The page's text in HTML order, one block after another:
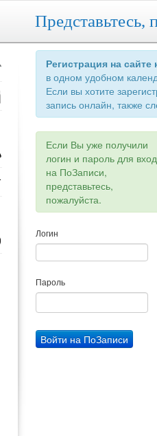
Представьтесь,
Регистрация на
в одном удобном
Если вы хотите
запись онлайн, также
Если Вы уже получили
логин и пароль для
на ПоЗаписи,
представьтесь,
пожалуйста.
Логин
Пароль